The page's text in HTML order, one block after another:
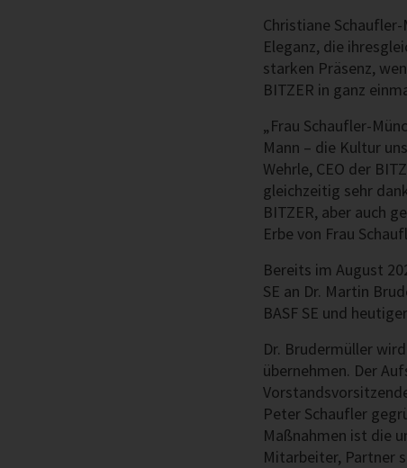
Christiane
Eleganz, die
starken Präsenz,
BITZER in ganz
„Frau Schaufler-
Mann – die Kultur
Wehrle, CEO der
gleichzeitig sehr
BITZER, aber auch
Erbe von Frau
Bereits im August
SE an Dr. Martin
BASF SE und
Dr. Brudermüller
übernehmen. Der
Peter Schaufler
Maßnahmen ist die
Mitarbeiter, Partner